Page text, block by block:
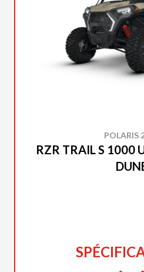
POLARIS
RZR TRAIL S 1000